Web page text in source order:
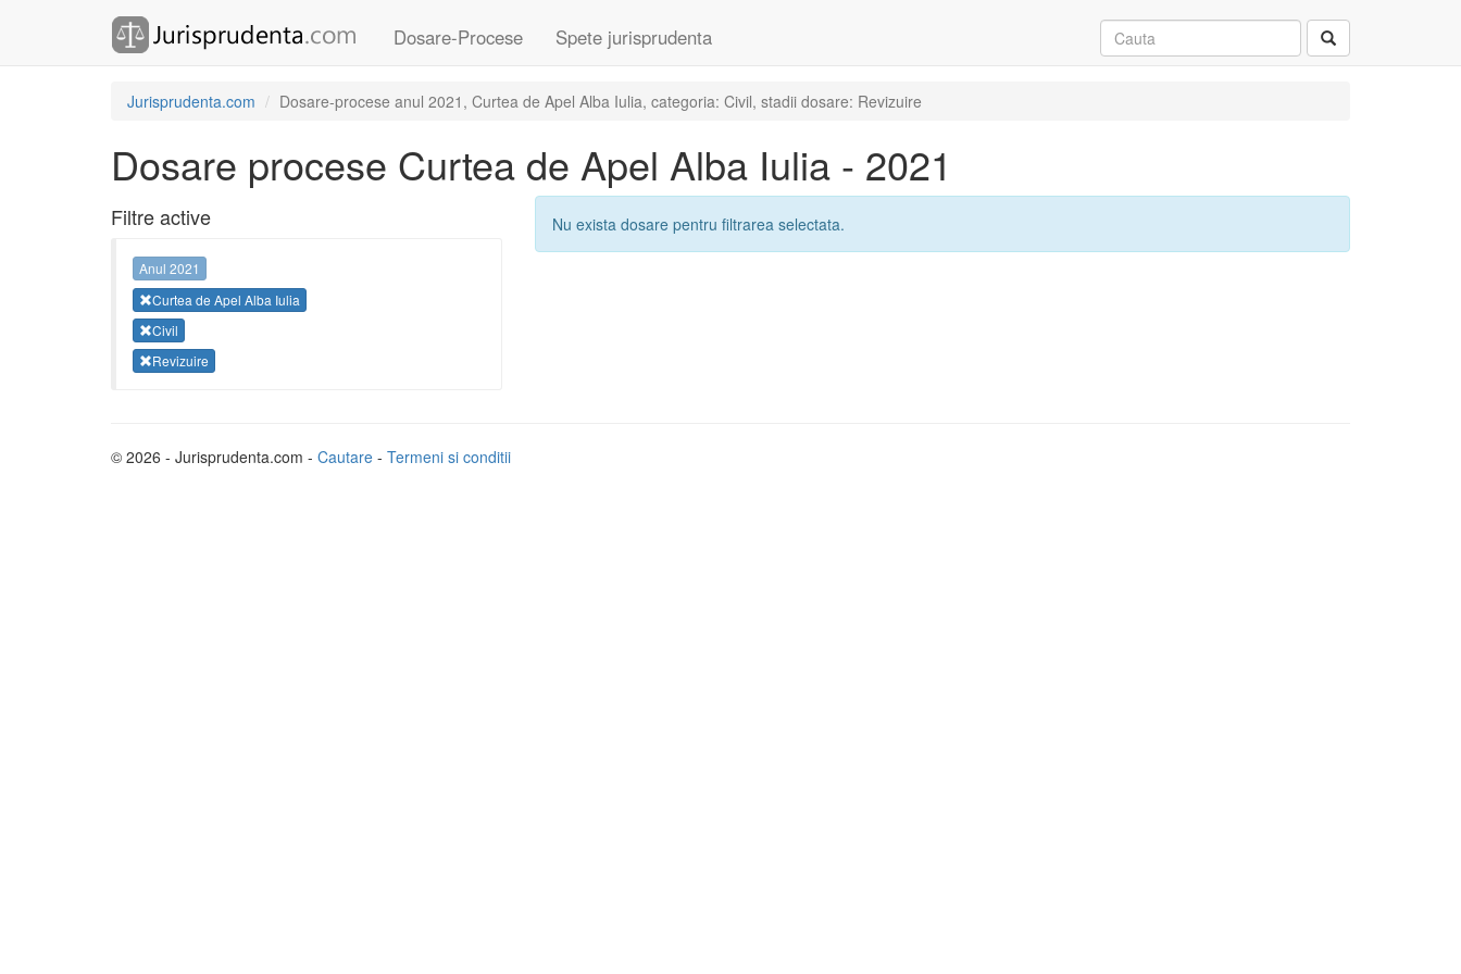
Dosare-Procese Spete jurisprudenta
Jurisprudenta.com Dosare-procese anul 2021, Curtea de Apel Alba Iulia, categoria: Civil, stadii dosare: Revizuire
Dosare procese Curtea de Apel Alba Iulia - 2021
Filtre active
Anul 2021
Curtea de Apel Alba Iulia
Civil
Revizuire
Nu exista dosare pentru filtrarea selectata.
© 2026 - Jurisprudenta.com - Cautare - Termeni si conditii